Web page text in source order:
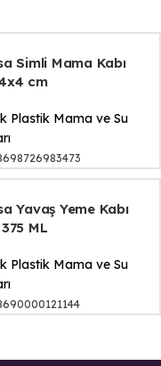
Simli Mama Kabı
cm
Plastik Mama ve Su
Yavaş Yeme Kabı
ML
Plastik Mama ve Su